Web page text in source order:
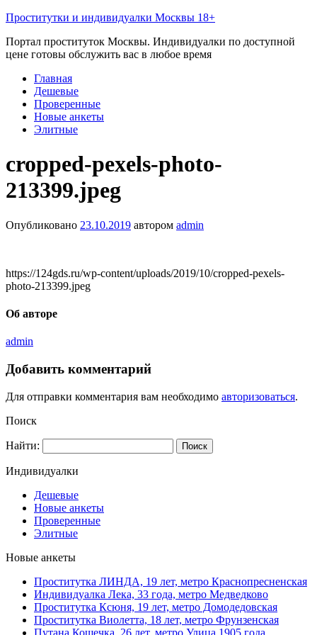
Проститутки и индивидуалки Москвы 18+
Портал проституток Москвы. Индивидуалки по доступной
цене готовы обслужить вас в любое время
Главная
Дешевые
Проверенные
Новые анкеты
Элитные
cropped-pexels-photo-
213399.jpeg
Опубликовано 23.10.2019 автором admin
https://124gds.ru/wp-content/uploads/2019/10/cropped-pexels-
photo-213399.jpeg
Об авторе
admin
Добавить комментарий
Для отправки комментария вам необходимо авторизоваться.
Поиск
Найти:
Индивидуалки
Дешевые
Новые анкеты
Проверенные
Элитные
Новые анкеты
Проститутка ЛИНДА, 19 лет, метро Краснопресненская
Индивидуалка Лека, 33 года, метро Медведково
Проститутка Ксюня, 19 лет, метро Домодедовская
Проститутка Виолетта, 18 лет, метро Фрунзенская
Путана Кошечка, 26 лет, метро Улица 1905 года